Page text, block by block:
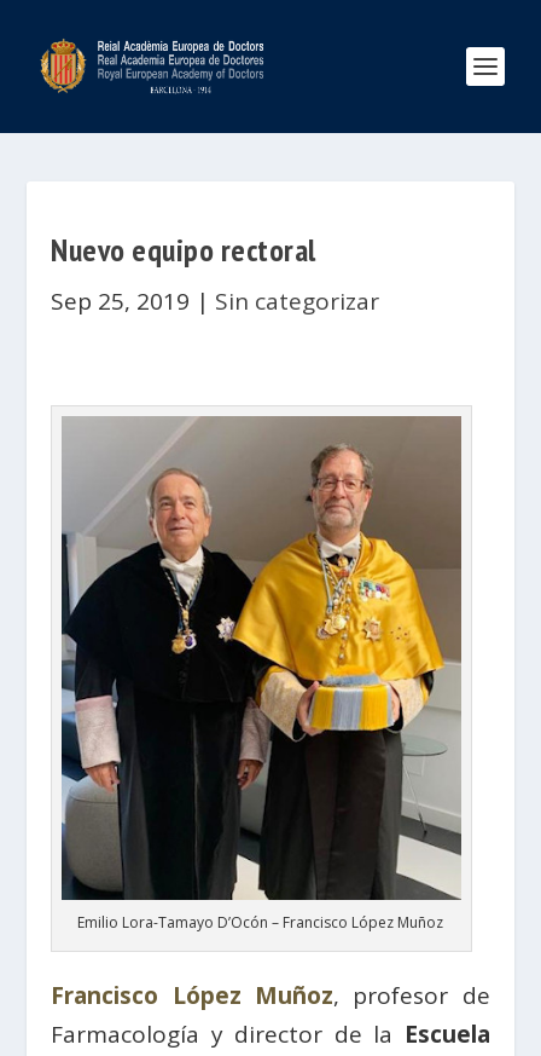
Nuevo equipo rectoral
Sep 25, 2019 | Sin categorizar
Emilio Lora-Tamayo D’Ocón – Francisco López Muñoz
Francisco López Muñoz, profesor de
Farmacología y director de la Escuela